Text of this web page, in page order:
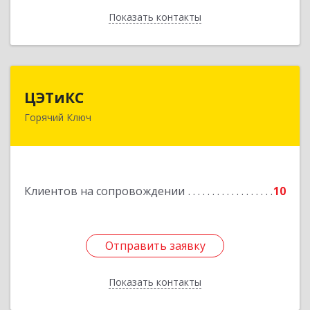
Показать контакты
Назад
ЦЭТиКС
Горячий Ключ
Клиентов на сопровождении 10
Отправить заявку
Показать контакты
353290, Краснодарский край, Горячий Ключ г,
Отправить заявку
Назад